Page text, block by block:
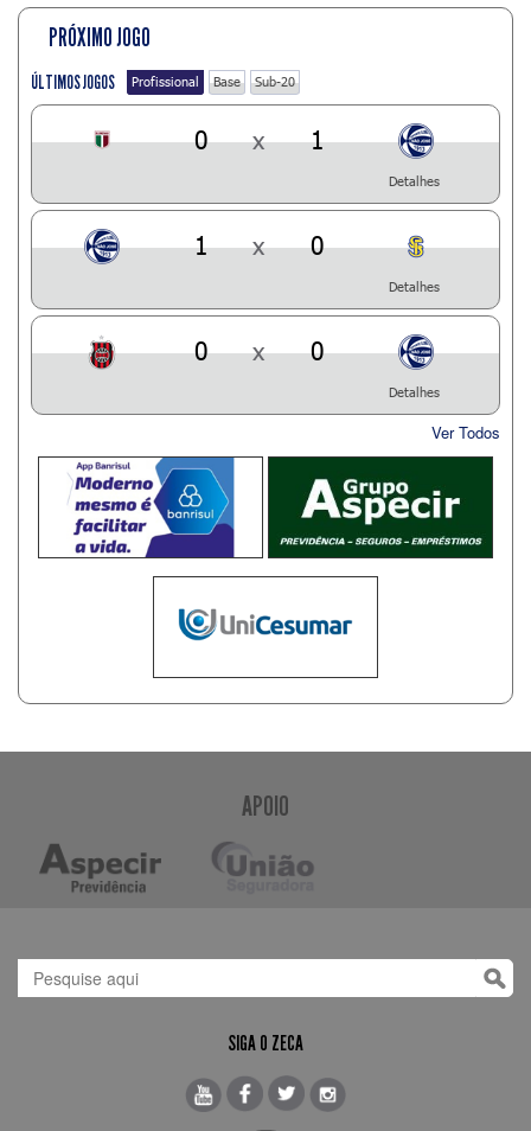
PRÓXIMO JOGO
ÚLTIMOS JOGOS Profissional Base Sub-20
0 x 1
Detalhes
1 x 0
Detalhes
0 x 0
Detalhes
Ver Todos
APOIO
SIGA O ZECA